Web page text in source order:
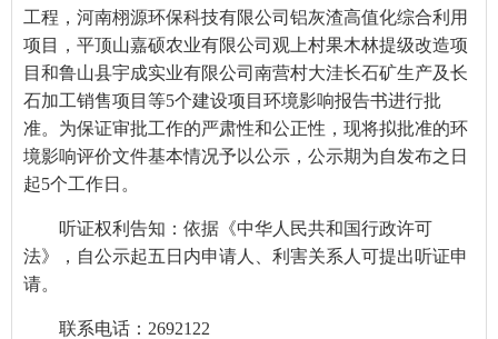
工程，河南栩源环保科技有限公司铝灰渣高值化综合利用
项目，平顶山嘉硕农业有限公司观上村果木林提级改造项
目 和鲁山县宇成实业有限公司南营村大洼长石矿生产及长
石加工销售项目等5个建设项目 环境影响报告书进行批
准。为保证审批工作的严肃性和公正性，现将拟批准的环
境影响评价文件基本情况予以公示，公示期为自发布之日
起5个工作日 。
听证权利告知：依据《中华人民共和国行政许可
法》，自公示起五日内申请人、利害关系人可提出听证申
请。
联系电话： 2692122